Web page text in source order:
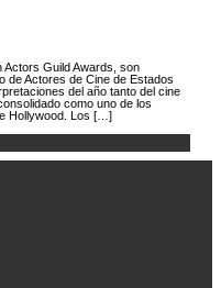
Actors Guild Awards, son
de Actores de Cine de Estados
del año tanto del cine
como uno de los
Hollywood. Los […]